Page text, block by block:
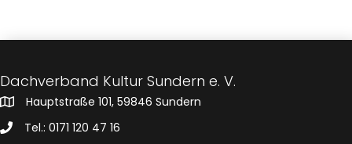
Dachverband Kultur Sundern e. V.
Hauptstraße 101, 59846 Sundern
Tel.: 0171 120 47 16